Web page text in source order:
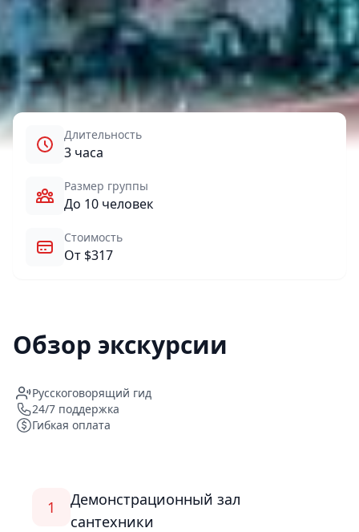
Длительность
3 часа
Размер группы
До 10 человек
Стоимость
От $317
Обзор экскурсии
Русскоговорящий гид
24/7 поддержка
Гибкая оплата
1
Демонстрационный зал
сантехники